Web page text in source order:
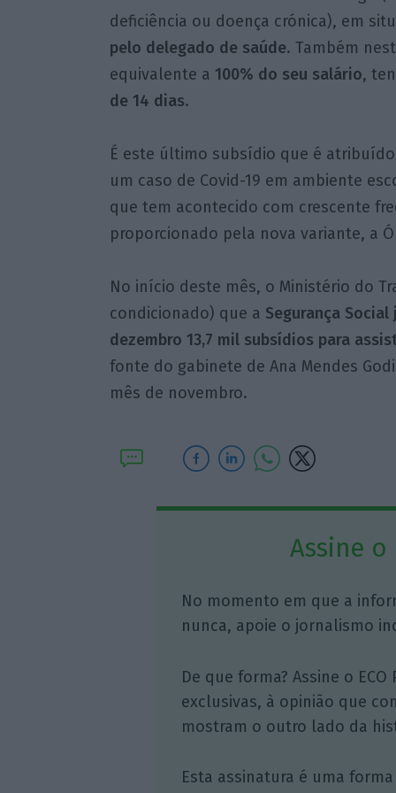
deficiência ou doença crónica), em
pelo delegado de saúde. Também
equivalente a 100% do seu salário,
de 14 dias.
É este último subsídio que é
um caso de Covid-19 em ambiente
que tem acontecido com crescente
proporcionado pela nova variante, a
No início deste mês, o Ministério do
condicionado) que a Segurança
dezembro 13,7 mil subsídios para
fonte do gabinete de Ana Mendes
mês de novembro.
Assine o
No momento em que a
nunca, apoie o jornalismo
De que forma? Assine o
exclusivas, à opinião que
mostram o outro lado da
Esta assinatura é uma